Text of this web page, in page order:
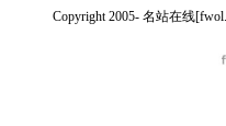
Copyright 2005- 名站在线